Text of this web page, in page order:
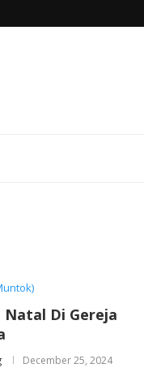
Natal Di Gereja
December 25, 2024